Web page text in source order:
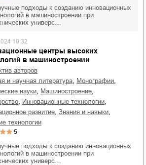
подходы к созданию инновационных
в машиностроении при
универс…
центры высоких
в машиностроении
10:32
авторов
и научная литература
монографии
науки машиностроение
инновационные технологии
развитие знания и навыки
технологии
5
подходы к созданию инновационных
в машиностроении при
универс…